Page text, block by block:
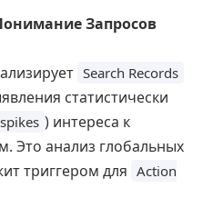
Запросов
Search Records
статистически
spikes ) интереса к
Это анализ глобальных
триггером для Action